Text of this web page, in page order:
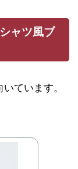
ャツ風ブ
ています。